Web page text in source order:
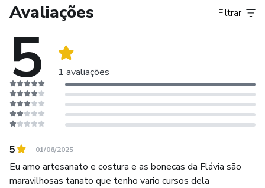
Material Didático: Apostila disponível a partir de 07/maio
3 Aulas Ao Vivo: 12, 14 e 16 de maio às 19h
Ofertas especiais no curso completo para participantes
NÃO PERCA ESTA OPORTUNIDADE de transformar seu
artesanato e criar peças que encantam crianças e valorizam
seu trabalho!
acesso prático e seguro, ela vem no seu nome para seu uso
Avaliações
5 1 avaliações
Filtrar
5 01/06/2025
Eu amo artesanato e costura e as bonecas da Flávia são
maravilhosas tanato que tenho vario cursos dela